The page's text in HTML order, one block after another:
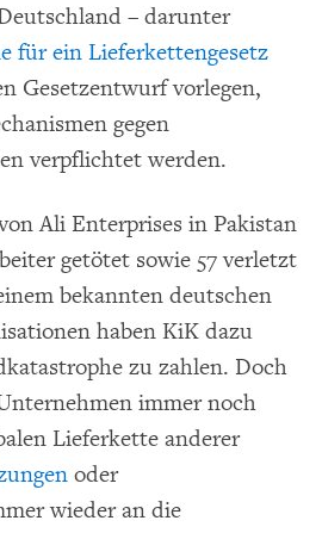
– darunter
für ein Lieferkettengesetz
Gesetzentwurf vorlegen,
gegen
verpflichtet werden.
Ali Enterprises in Pakistan
getötet sowie 57 verletzt
bekannten deutschen
haben KiK dazu
zu zahlen. Doch
immer noch
Lieferkette anderer
oder
wieder an die